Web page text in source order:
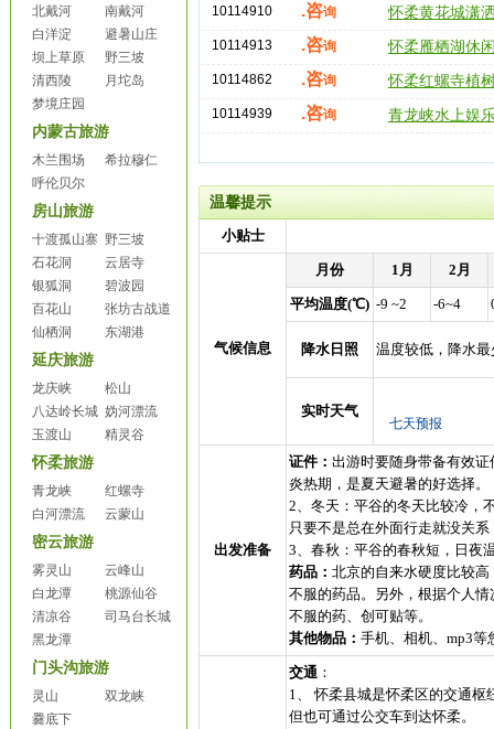
北戴河
南戴河
白洋淀
避暑山庄
坝上草原
野三坡
清西陵
月坨岛
梦境庄园
内蒙古旅游
木兰围场
希拉穆仁
呼伦贝尔
房山旅游
十渡孤山寨 野三坡
石花洞
云居寺
银狐洞
碧波园
百花山
张坊古战道
仙栖洞
东湖港
延庆旅游
龙庆峡
松山
八达岭长城 妫河漂流
玉渡山
精灵谷
怀柔旅游
青龙峡
红螺寺
白河漂流
云蒙山
密云旅游
雾灵山
云峰山
白龙潭
桃源仙谷
清凉谷
司马台长城
黑龙潭
门头沟旅游
灵山
双龙峡
爨底下
10114910 怀柔黄花城潇
.咨询
10114913 怀柔雁栖湖休
.咨询
10114862 怀柔红螺寺植
.咨询
10114939 青龙峡水上娱
.咨询
温馨提示
小贴士
气候信息
月份 1月 2月
平均温度(℃) -9 ~2 -6~4
降水日照 温度较低，降水
实时天气
出发准备
证件： 出游时要随身带备有效
炎热期，是夏天避暑的好选择。
2、冬天：平谷的冬天比较冷，
只要不是总在外面行走就没关
3、春秋：平谷的春秋短，日夜
药品： 北京的自来水硬度比较
不服的药品。另外，根据个人
不服的药、创可贴等。
其他物品： 手机、相机、mp3等
交通 ：
1、 怀柔县城是怀柔区的交通
但也可通过公交车到达怀柔。